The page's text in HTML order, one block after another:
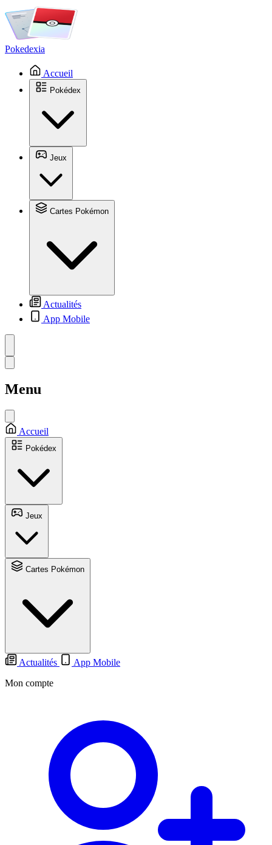
Pokedexia
Accueil
Actualités
App Mobile
Menu
Accueil
Actualités
App Mobile
Mon compte